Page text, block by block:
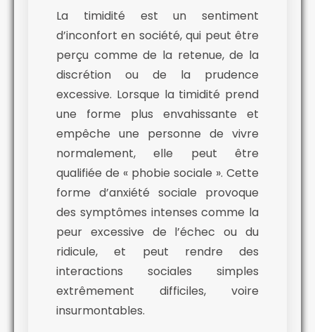
La timidité est un sentiment
d’inconfort en société, qui peut être
perçu comme de la retenue, de la
discrétion ou de la prudence
excessive. Lorsque la timidité prend
une forme plus envahissante et
empêche une personne de vivre
normalement, elle peut être
qualifiée de « phobie sociale ». Cette
forme d’anxiété sociale provoque
des symptômes intenses comme la
peur excessive de l’échec ou du
ridicule, et peut rendre des
interactions sociales simples
extrêmement difficiles, voire
insurmontables.